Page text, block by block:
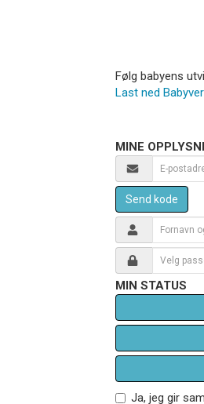
Følg babyens
Last ned
MINE
Send kode
MIN STATUS
Ja, jeg gir